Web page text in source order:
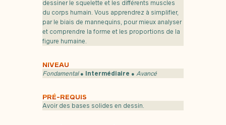
dessiner le squelette et les différents muscles
du corps humain. Vous apprendrez à simplifier,
par le biais de mannequins, pour mieux analyser
et comprendre la forme et les proportions de la
figure humaine.
NIVEAU
Fondamental● Intermédiaire ● Avancé
PRÉ-REQUIS
Avoir des bases solides en dessin.